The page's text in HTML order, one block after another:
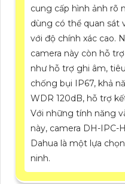
cung cấp hình ảnh rõ
dùng có thể quan sát
với độ chính xác cao.
camera này còn hỗ
như hỗ trợ ghi âm,
chống bụi IP67, khả
WDR 120dB, hỗ trợ
Với những tính năng
này, camera DH-IPC-
Dahua là một lựa
ninh.